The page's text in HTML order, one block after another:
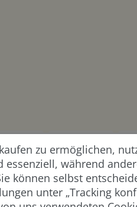
zu ermöglichen,
essenziell, während
können selbst
unter „Tracking